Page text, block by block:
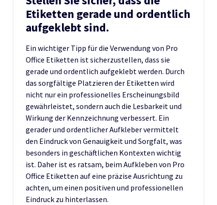
Etiketten gerade und ordentlich
aufgeklebt sind.
Ein wichtiger Tipp für die Verwendung von Pro
Office Etiketten ist sicherzustellen, dass sie
gerade und ordentlich aufgeklebt werden. Durch
das sorgfältige Platzieren der Etiketten wird
nicht nur ein professionelles Erscheinungsbild
gewährleistet, sondern auch die Lesbarkeit und
Wirkung der Kennzeichnung verbessert. Ein
gerader und ordentlicher Aufkleber vermittelt
den Eindruck von Genauigkeit und Sorgfalt, was
besonders in geschäftlichen Kontexten wichtig
ist. Daher ist es ratsam, beim Aufkleben von Pro
Office Etiketten auf eine präzise Ausrichtung zu
achten, um einen positiven und professionellen
Eindruck zu hinterlassen.